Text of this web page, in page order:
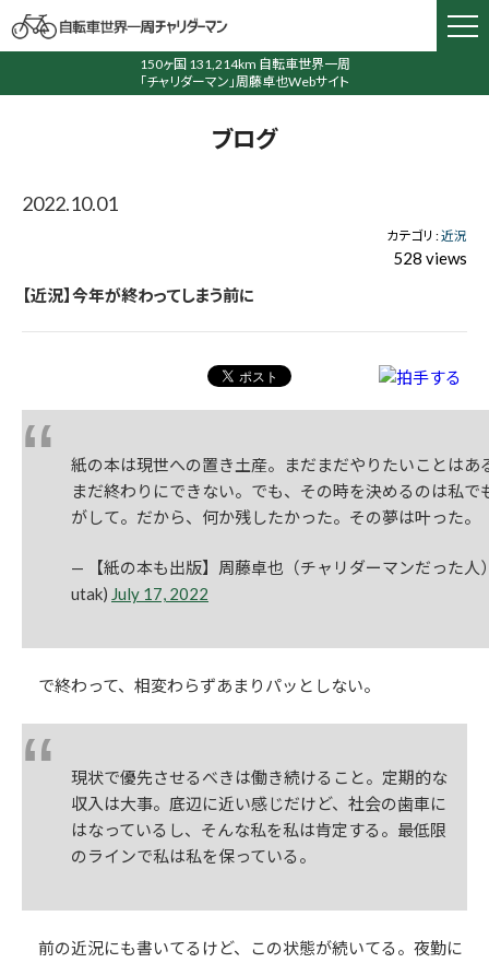
150ヶ国 131,214km 自転車世界一周
「チャリダーマン」周藤卓也Webサイト
ブログ
2022.10.01
カテゴリ :近況
528 views
【近況】今年が終わってしまう前に
紙の本は現世への置き土産。まだまだやりたいことはあ
まだ終わりにできない。でも、その時を決めるのは私で
がして。だから、何か残したかった。その夢は叶った。
— 【紙の本も出版】周藤卓也（チャリダーマンだった人
utak) July 17, 2022
で終わって、相変わらずあまりパッとしない。
現状で優先させるべきは働き続けること。定期的な
収入は大事。底辺に近い感じだけど、社会の歯車に
はなっているし、そんな私を私は肯定する。最低限
のラインで私は私を保っている。
前の近況にも書いてるけど、この状態が続いてる。夜勤に